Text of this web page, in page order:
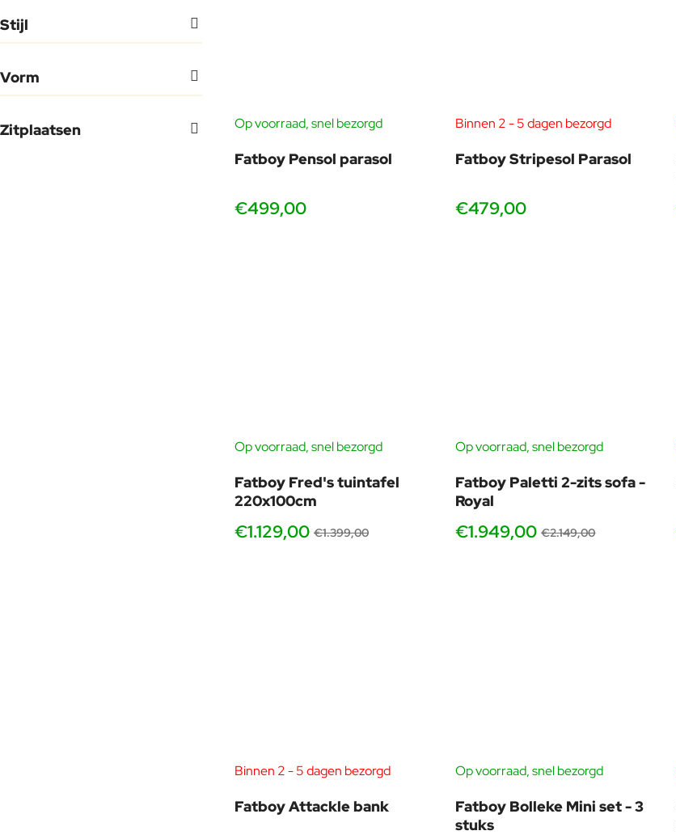
Tuintafels
Accessoires Sale
Accessoires
Stijl
Vorm
Zitplaatsen Op voorraad, snel bezorgd
Fatboy Pensol parasol
€499,00
Binnen 2 - 5 dagen bezorgd
Fatboy Stripesol Parasol
€479,00
Op voorraad, snel bezorgd
Fatboy Fred's tuintafel
220x100cm
€1.129,00 €1.399,00
GRATIS HOEZEN
Op voorraad, snel bezorgd
Fatboy Paletti 2-zits sofa -
Royal
€1.949,00 €2.149,00
Binnen 2 - 5 dagen bezorgd
Fatboy Attackle bank
Op voorraad, snel bezorgd
Fatboy Bolleke Mini set - 3
stuks